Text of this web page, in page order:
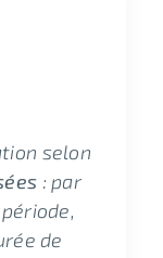
selon
: par
de